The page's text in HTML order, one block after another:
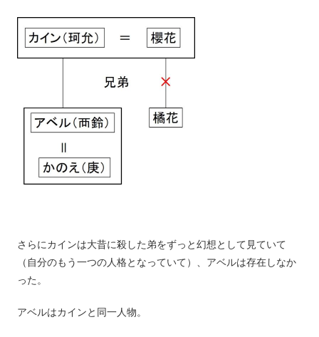
さらにカインは大昔に殺した弟をずっと幻想として見ていて
（自分のもう一つの人格となっていて）、アベルは存在しなか
った。
アベルはカインと同一人物。